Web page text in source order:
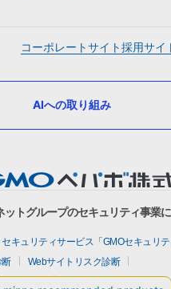
コーポレートサイト採用サイ
AIへの取り組み
ットグループのセキュリティ事業
キュリティサービス「GMOセキュリテ
Webサイトリスク診断
チャットボット